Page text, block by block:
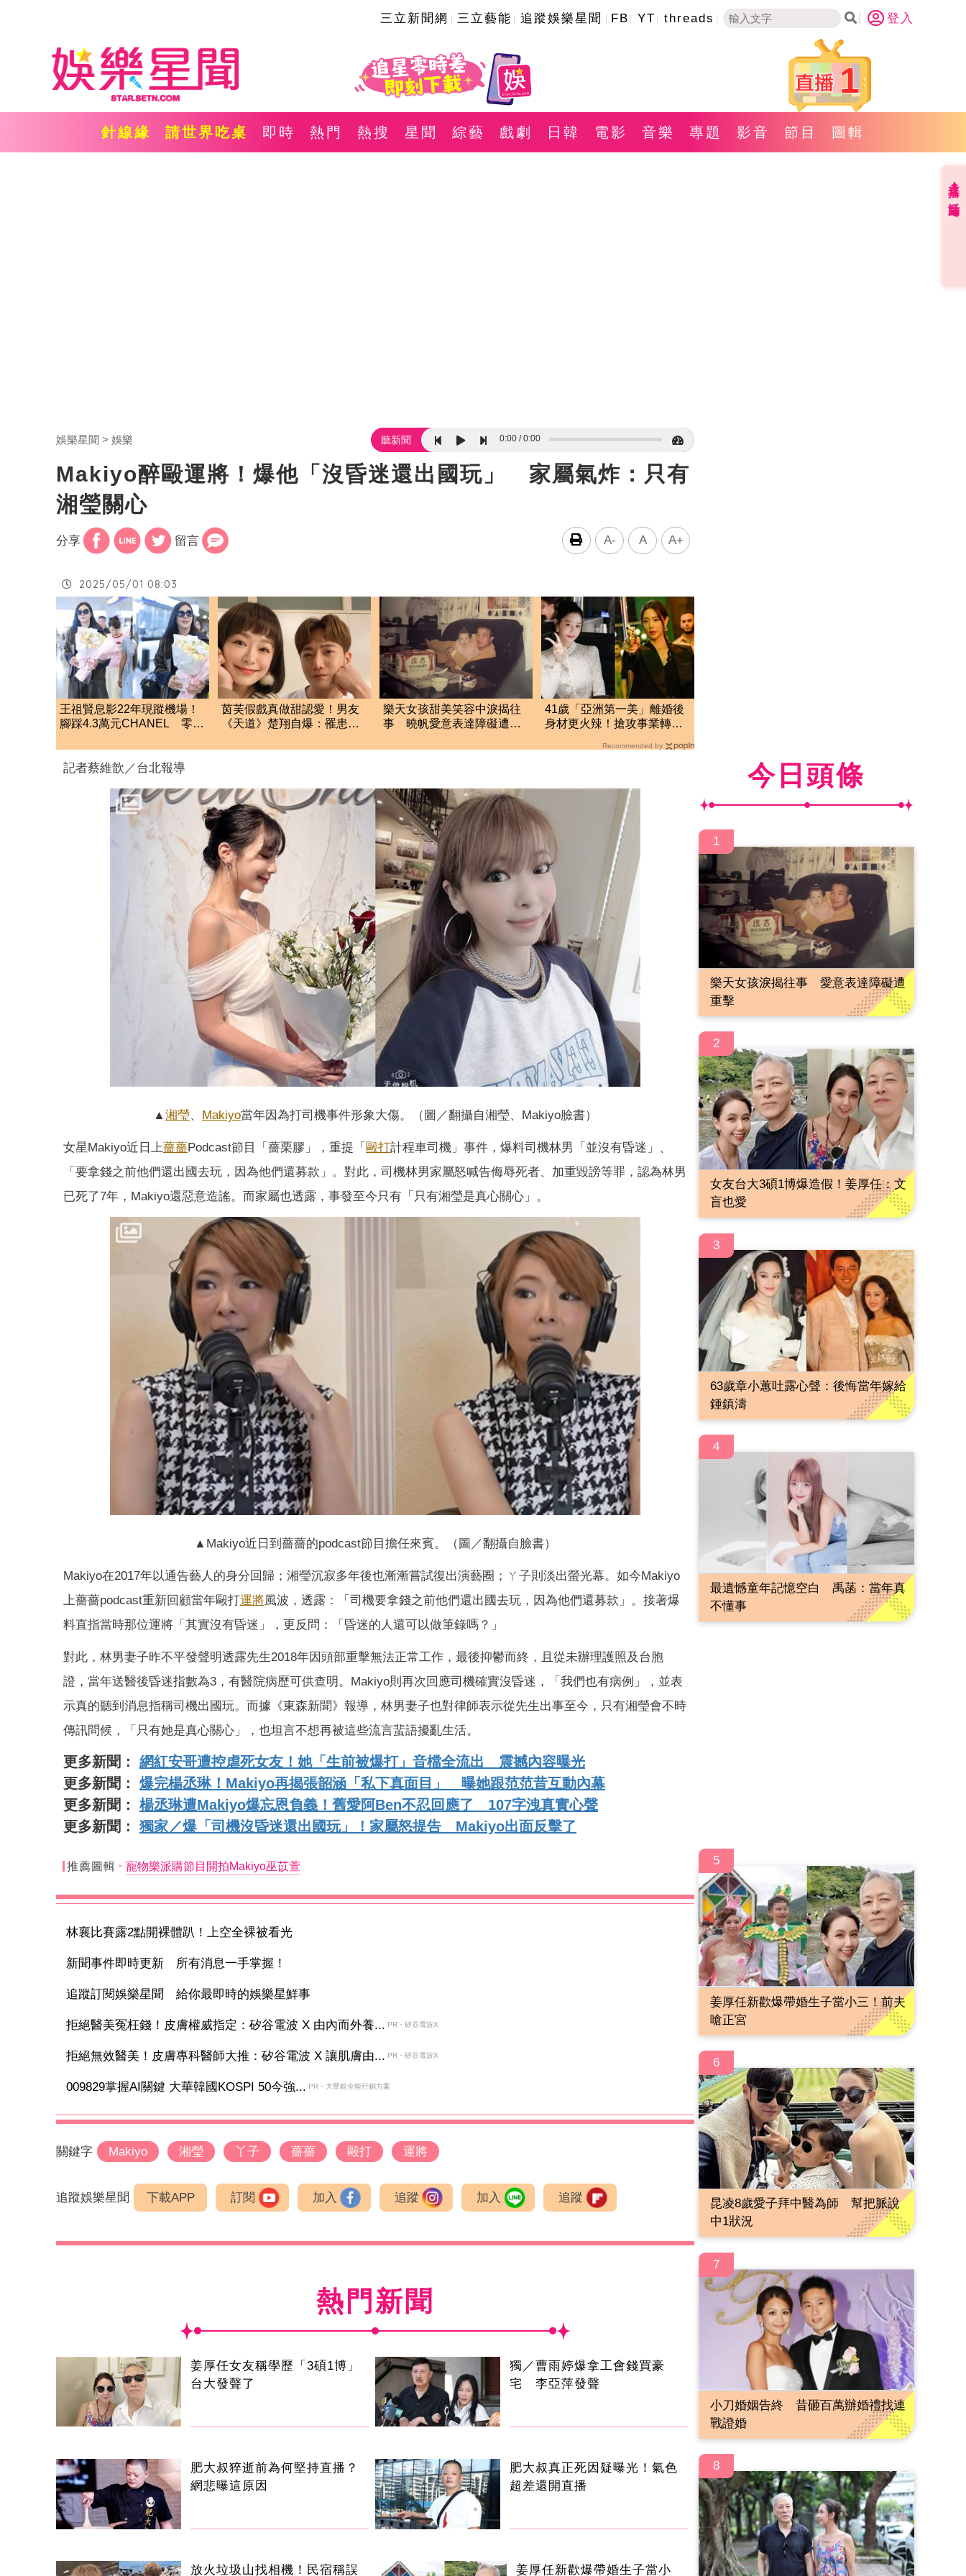
三立新聞網 三立藝能 追蹤娛樂星聞 FB YT threads 登入
1
針線緣 請世界吃桌 即時 熱門 熱搜 星聞 綜藝 戲劇 日韓 電影 音樂 專題 影音 節目 圖輯
娛樂星聞 娛樂 聽新聞 0:00 0:00
Makiyo醉毆運將！爆他「沒昏迷還出國玩」 家屬氣炸：只有
湘瑩關心
分享 留言 A- A A+
2025/05/01 08:03
王祖賢息影22年現蹤機場！
腳踩4.3萬元CHANEL 零修
茵芙假戲真做甜認愛！男友
《天道》楚翔自爆：罹患隱
樂天女孩甜美笑容中淚揭往
事 曉帆愛意表達障礙遭
41歲「亞洲第一美」離婚後
身材更火辣！搶攻事業轉戰
Recommended by
記者蔡維歆／台北報導
▲湘瑩、 Makiyo當年因為打司機事件形象大傷。（圖／翻攝自湘瑩、Makiyo臉書）
女星Makiyo近日上薔薔Podcast節目「薔栗膠」，重提「 毆打計程車司機」事件，爆料司機林男「並沒有昏迷」、
「要拿錢之前他們還出國去玩，因為他們還募款」。對此，司機林男家屬怒喊告侮辱死者、加重毀謗等罪，認為林男
已死了7年，Makiyo還惡意造謠。而家屬也透露，事發至今只有「只有湘瑩是真心關心」。
▲Makiyo近日到薔薔的podcast節目擔任來賓。（圖／翻攝自臉書）
Makiyo在2017年以通告藝人的身分回歸；湘瑩沉寂多年後也漸漸嘗試復出演藝圈；ㄚ子則淡出螢光幕。如今Makiyo
上薔薔podcast重新回顧當年毆打運將風波，透露：「司機要拿錢之前他們還出國去玩，因為他們還募款」。接著爆
料直指當時那位運將「其實沒有昏迷」，更反問：「昏迷的人還可以做筆錄嗎？」
對此，林男妻子昨不平發聲明透露先生2018年因頭部重擊無法正常工作，最後抑鬱而終，且從未辦理護照及台胞
證，當年送醫後昏迷指數為3，有醫院病歷可供查明。Makiyo則再次回應司機確實沒昏迷，「我們也有病例」，並表
示真的聽到消息指稱司機出國玩。而據《東森新聞》報導，林男妻子也對律師表示從先生出事至今，只有湘瑩會不時
傳訊問候，「只有她是真心關心」，也坦言不想再被這些流言蜚語擾亂生活。
更多新聞： 網紅安哥遭控虐死女友！她「生前被爆打」音檔全流出 震撼內容曝光
更多新聞： 爆完楊丞琳！Makiyo再揭張韶涵「私下真面目」 曝她跟范范昔互動內幕
更多新聞： 楊丞琳遭Makiyo爆忘恩負義！舊愛阿Ben不忍回應了 107字洩真實心聲
更多新聞： 獨家／爆「司機沒昏迷還出國玩」！家屬怒提告 Makiyo出面反擊了
推薦圖輯 寵物樂派購節目開拍Makiyo巫苡萱
林襄比賽露2點開裸體趴！上空全裸被看光
新聞事件即時更新 所有消息一手掌握！
追蹤訂閱娛樂星聞 給你最即時的娛樂星鮮事
拒絕醫美冤枉錢！皮膚權威指定：矽谷電波 X 由內而外養... PR・矽谷電波X
拒絕無效醫美！皮膚專科醫師大推：矽谷電波 X 讓肌膚由... PR・矽谷電波X
009829掌握AI關鍵 大華韓國KOSPI 50今強... PR・大華銀全能行銷方案
關鍵字 Makiyo 湘瑩 丫子 薔薔 毆打 運將
追蹤娛樂星聞 下載APP 訂閱 加入 追蹤 加入 追蹤
熱門新聞
姜厚任女友稱學歷「3碩1博」
台大發聲了
獨／曹雨婷爆拿工會錢買豪
宅 李亞萍發聲
肥大叔猝逝前為何堅持直播？
網悲曝這原因
肥大叔真正死因疑曝光！氣色
超差還開直播
放火垃圾山找相機！民宿稱誤 姜厚任新歡爆帶婚生子當小
今日頭條
1
樂天女孩淚揭往事 愛意表達障礙遭
重擊
2
女友台大3碩1博爆造假！姜厚任：文
盲也愛
3
63歲章小蕙吐露心聲：後悔當年嫁給
鍾鎮濤
4
最遺憾童年記憶空白 禹菡：當年真
不懂事
5
姜厚任新歡爆帶婚生子當小三！前夫
嗆正宮
6
昆凌8歲愛子拜中醫為師 幫把脈說
中1狀況
7
小刀婚姻告終 昔砸百萬辦婚禮找連
戰證婚
8
直播✦活動